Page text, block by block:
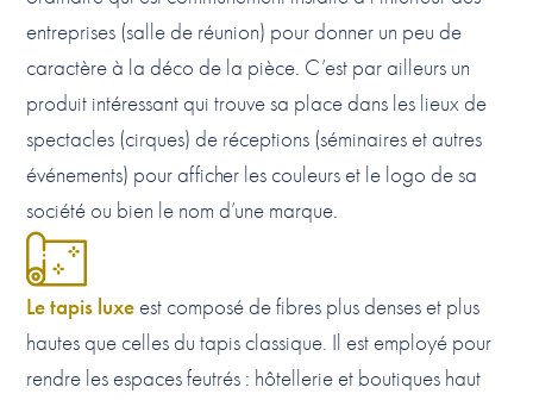
entreprises (salle de réunion) pour donner un peu de
caractère à la déco de la pièce. C’est par ailleurs un
produit intéressant qui trouve sa place dans les lieux de
spectacles (cirques) de réceptions (séminaires et autres
événements) pour afficher les couleurs et le logo de sa
société ou bien le nom d’une marque.
Le tapis luxe est composé de fibres plus denses et plus
hautes que celles du tapis classique. Il est employé pour
rendre les espaces feutrés : hôtellerie et boutiques haut